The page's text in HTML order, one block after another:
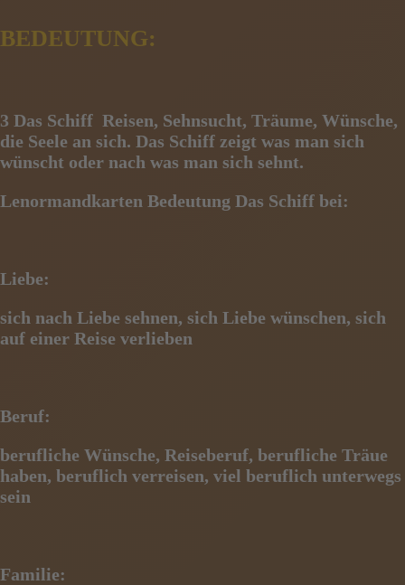
BEDEUTUNG:
3 Das Schiff Reisen, Sehnsucht, Träume, Wünsche,
die Seele an sich. Das Schiff zeigt was man sich
wünscht oder nach was man sich sehnt.
Lenormandkarten Bedeutung Das Schiff bei:
Liebe:
sich nach Liebe sehnen, sich Liebe wünschen, sich
auf einer Reise verlieben
Beruf:
berufliche Wünsche, Reiseberuf, berufliche Träue
haben, beruflich verreisen, viel beruflich unterwegs
sein
Familie: